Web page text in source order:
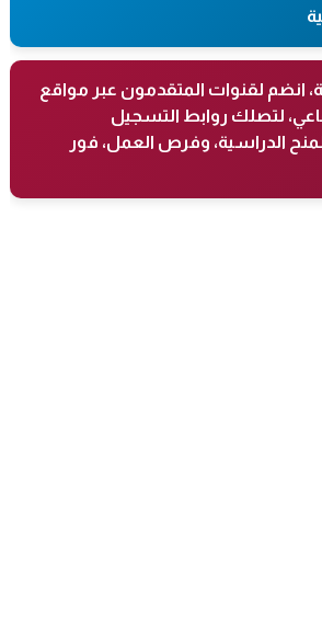
انضم لقنوات المتقدمون عبر مواقع
لتصلك روابط التسجيل
الدراسية، وفرص العمل، فور